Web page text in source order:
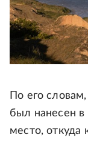
По его
был нанесен в
место, откуда